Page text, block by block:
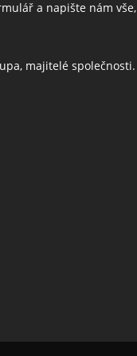
a napište nám vše,
majitelé společnosti.